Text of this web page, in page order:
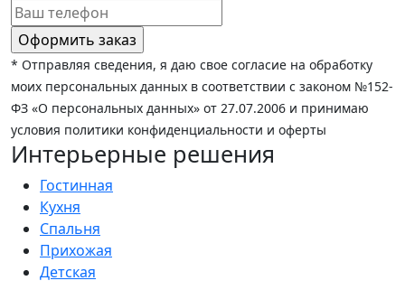
* Отправляя сведения, я даю свое согласие на обработку
моих персональных данных в соответствии с законом №152-
ФЗ «О персональных данных» от 27.07.2006 и принимаю
условия политики конфиденциальности и оферты
Интерьерные решения
Гостинная
Кухня
Спальня
Прихожая
Детская